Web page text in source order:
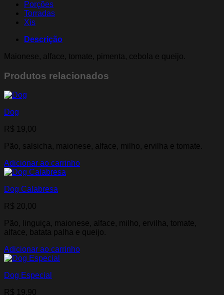
Porções
Torradas
Xis
Descrição
Maionese, alface, tomate, pimenta, cebola e queijo.
Produtos relacionados
Dog
R$ 19,00
Pão, salsicha, maionese, alface, milho, ervilha e tomate.
Adicionar ao carrinho
Dog Calabresa
R$ 20,00
Pão, linguiça, maionese, alface, milho, ervilha, tomate,
alface, batata palha e queijo.
Adicionar ao carrinho
Dog Especial
R$ 19,90